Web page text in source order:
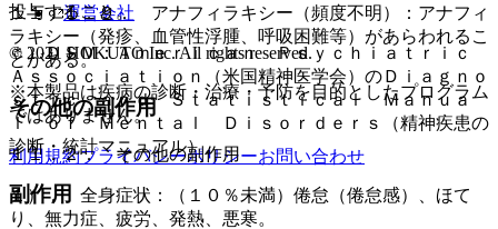
１１．１．９． アナフィラキシー（頻度不明）：アナフィ
ラキシー（発疹、血管性浮腫、呼吸困難等）があらわれるこ
とがある。
その他の副作用
１１．２． その他の副作用
１）． 全身症状：（１０％未満）倦怠（倦怠感）、ほて
り、無力症、疲労、発熱、悪寒。
投与すること。
＊）ＤＳＭ：Ａｍｅｒｉｃａｎ Ｐｓｙｃｈｉａｔｒｉｃ
Ａｓｓｏｃｉａｔｉｏｎ（米国精神医学会）のＤｉａｇｎｏ
ｓｔｉｃ ａｎｄ Ｓｔａｔｉｓｔｉｃａｌ Ｍａｎｕａ
ｌ ｏｆ Ｍｅｎｔａｌ Ｄｉｓｏｒｄｅｒｓ（精神疾患の
診断・統計マニュアル）。
副作用
運営会社
© 2021 HOKUTO Inc. All rights reserved.
※本製品は疾病の診断・治療・予防を目的としたプログラム
ではありません。
利用規約プライバシーポリシーお問い合わせ